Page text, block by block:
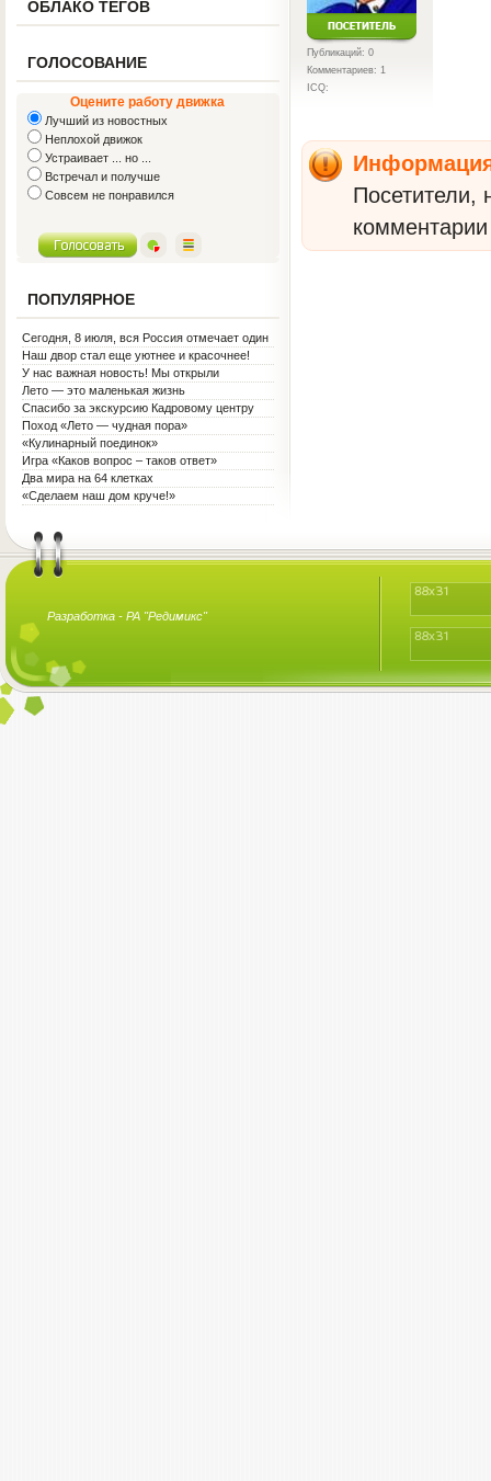
ОБЛАКО ТЕГОВ
ГОЛОСОВАНИЕ
Оцените работу движка
Лучший из новостных
Неплохой движок
Устраивает ... но ...
Встречал и получше
Совсем не понравился
ПОПУЛЯРНОЕ
Сегодня, 8 июля, вся Россия отмечает один
из самых светлых праздников — День
семьи, любви и верности!
Наш двор стал еще уютнее и красочнее!
У нас важная новость! Мы открыли
Социальную гостиную.
Лето — это маленькая жизнь
Спасибо за экскурсию Кадровому центру
Поход «Лето — чудная пора»
«Кулинарный поединок»
Игра «Каков вопрос – таков ответ»
Два мира на 64 клетках
«Сделаем наш дом круче!»
Публикаций: 0
Комментариев: 1
ICQ:
Посетители,
Разработка - РА "Редимикс"